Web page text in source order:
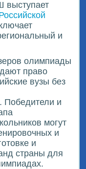
выступает
и
олимпиады
право
вузы без
Победители и
могут
и
и
страны для